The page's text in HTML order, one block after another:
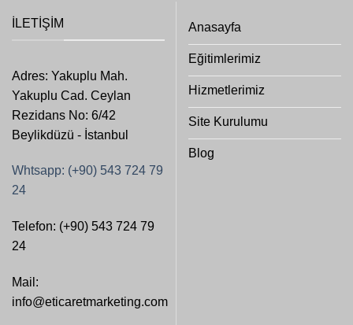
İLETIŞIM
Adres: Yakuplu Mah.
Yakuplu Cad. Ceylan
Rezidans No: 6/42
Beylikdüzü - İstanbul
Whtsapp: (+90) 543 724 79
24
Telefon: (+90) 543 724 79
24
Mail:
info@eticaretmarketing.com
Anasayfa
Eğitimlerimiz
Hizmetlerimiz
Site Kurulumu
Blog